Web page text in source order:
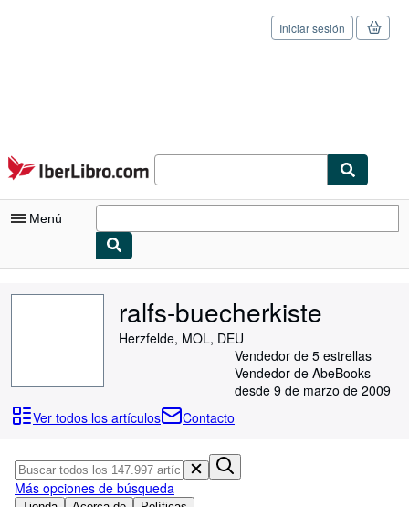
Pasar al contenido principal
IberLibro.com
Iniciar sesión
Menú
Consultar mis pedidos
Colecciones
Arte y coleccionismo
ralfs-buecherkiste
Herzfelde, MOL, DEU
Vendedor de 5 estrellas
Vendedor de AbeBooks
desde 9 de marzo de 2009
Ver todos los artículos
Contacto
Más opciones de búsqueda